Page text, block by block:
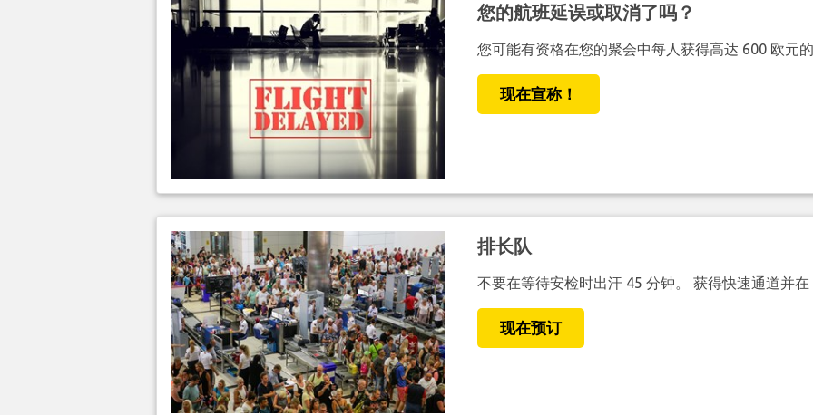
您的航班延误或取消了吗？
您可能有资格在您的聚会中每人获得高达 600 欧元
现在宣称！
排长队
不要在等待安检时出汗 45 分钟。 获得快速通道并
现在预订